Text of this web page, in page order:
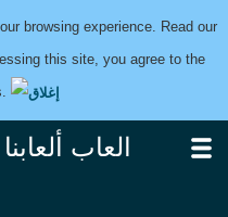
browsing experience. Read our
this site, you agree to the
العاب